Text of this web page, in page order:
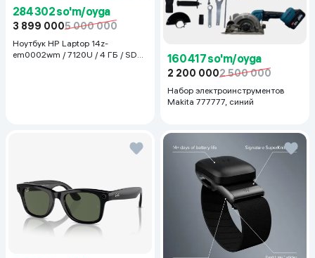
284 302 so'm/oyga
3 899 0005 000 000
Ноутбук HP Laptop 14z-
em0002wm / 7120U / 4 ГБ / SDD
160 417 so'm/oyga
2 200 0002 500 000
Набор электроинструментов
Makita 777777, синий